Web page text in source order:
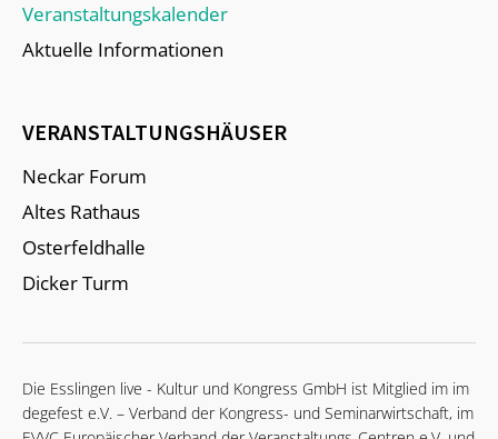
Veranstaltungskalender
Aktuelle Informationen
VERANSTALTUNGSHÄUSER
Neckar Forum
Altes Rathaus
Osterfeldhalle
Dicker Turm
Die Esslingen live - Kultur und Kongress GmbH ist Mitglied im im
degefest e.V. – Verband der Kongress- und Seminarwirtschaft, im